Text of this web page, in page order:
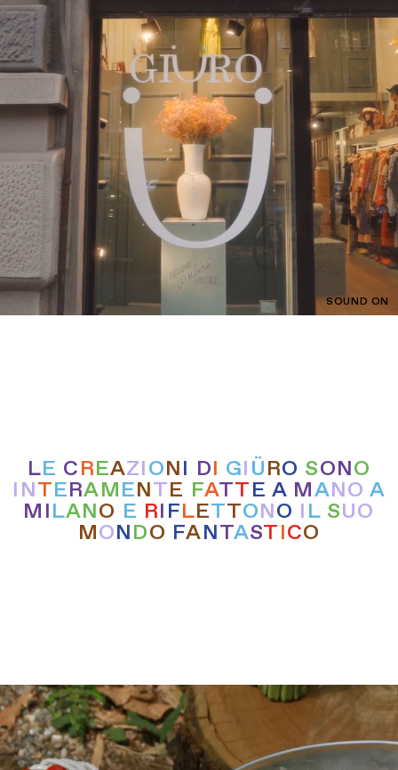
SOUND ON
LE CREAZIONI DI GIÜRO SONO
INTERAMENTE FATTE A MANO A
MILANO E RIFLETTONO IL SUO
MONDO FANTASTICO